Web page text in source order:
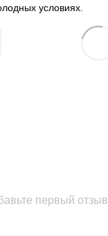
условиях.
первый отзыв